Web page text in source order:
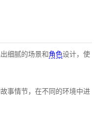
细腻的场景和角色设计，使
事情节，在不同的环境中进